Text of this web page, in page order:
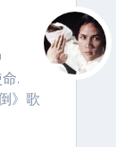
.
》歌